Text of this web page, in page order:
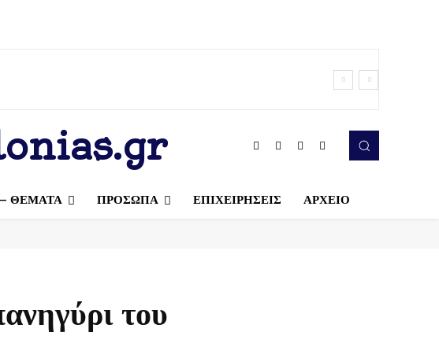
– ΘΕΜΑΤΑ ΠΡΟΣΩΠΑ ΕΠΙΧΕΙΡΗΣΕΙΣ ΑΡΧΕΙΟ
του